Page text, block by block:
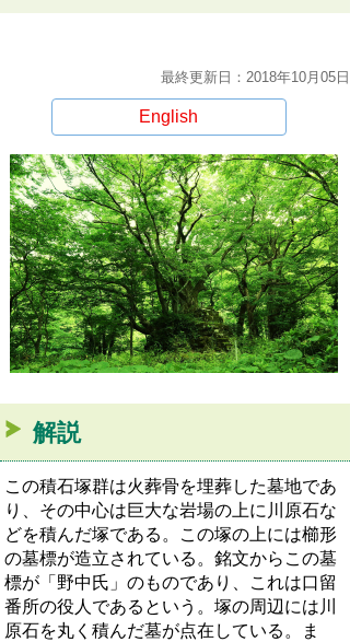
最終更新日：2018年10月05日
English
解説
この積石塚群は火葬骨を埋葬した墓地であ
り、その中心は巨大な岩場の上に川原石な
どを積んだ塚である。この塚の上には櫛形
の墓標が造立されている。銘文からこの墓
標が「野中氏」のものであり、これは口留
番所の役人であるという。塚の周辺には川
原石を丸く積んだ墓が点在している。ま